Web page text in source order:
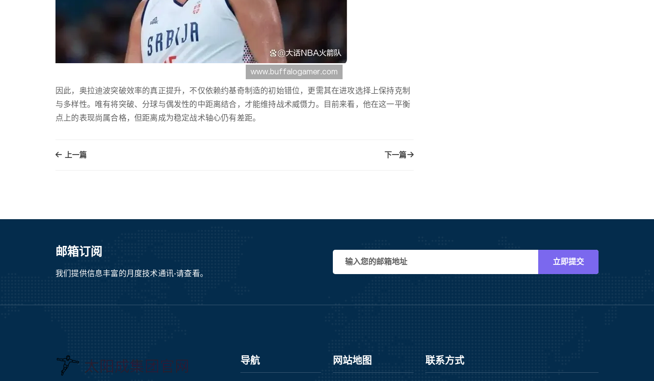
因此，奥拉迪波突破效率的真正提升，不仅依赖约基奇制造的初始错位，更需其在进攻选择上保持克制
与多样性。唯有将突破、分球与偶发性的中距离结合，才能维持战术威慑力。目前来看，他在这一平衡
点上的表现尚属合格，但距离成为稳定战术轴心仍有差距。
上一篇 下一篇
邮箱订阅
我们提供信息丰富的月度技术通讯-请查看。
立即提交
导航 网站地图 联系方式